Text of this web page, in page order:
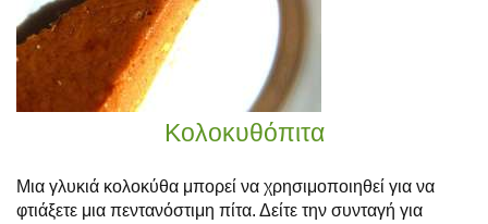
Κολοκυθόπιτα
Μια γλυκιά κολοκύθα μπορεί να χρησιμοποιηθεί για να
φτιάξετε μια πεντανόστιμη πίτα. Δείτε την συνταγή για